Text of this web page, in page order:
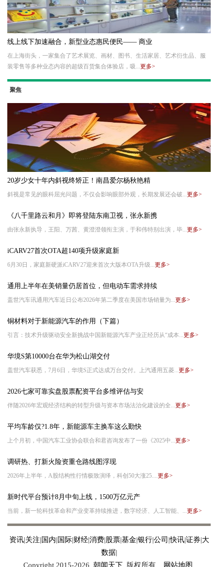
线上线下加速融合，新型业态惠民便民—— 商业
在上海街头，一家集合了艺术展览、画材、图书、生活家居、艺术衍生品、服
装零售等多种业态内容的超级百货集合体验店，吸...更多>
聚焦
20岁少女十年内斜视终矫正！南昌爱尔杨秋艳精
斜视是常见的眼科屈光问题，不仅会影响眼部外观，长期发展还会破...更多>
《八千里路云和月》即将登陆东南卫视，张永新携
由张永新执导，王阳、万茜、黄澄澄领衔主演，于和伟特别出演，毕...更多>
iCARV27首次OTA超140项升级家庭新
6月30日，家庭新硬派iCARV27迎来首次大版本OTA升级...更多>
通用上半年在美销量仍居首位，但电动车需求持续
盖世汽车讯通用汽车近日公布2026年第二季度在美国市场销量为...更多>
铜材料对于新能源汽车的作用（下篇）
引言：技术升级驱动安全新挑战中国新能源汽车产业正经历从“成本...更多>
华境S第10000台在华为松山湖交付
盖世汽车获悉，7月6日，华境S正式达成万台交付。上汽通用五菱...更多>
2026七家可靠实盘股票配资平台多维评估与安
伴随2026年宏观经济结构的转型升级与资本市场法治化建设的全...更多>
平均车龄仅?1.8年，新能源车主换车这么勤快
上个月初，中国汽车工业协会联合和君咨询发布了一份《2025中...更多>
调研热、打新火险资重仓路线图浮现
2026年上半年，A股结构性行情极致演绎，科创50大涨25....更多>
新时代平台预计8月中旬上线，1500万亿元产
当前，新一轮科技革命和产业变革持续推进，数字经济、人工智能、...更多>
资讯|关注| 国内| 国际|财经|消费|股票|基金|银行|公司 |快讯|证券|大
数据|
Copyright 2015-2026 朝闻天下 版权所有 网站地图